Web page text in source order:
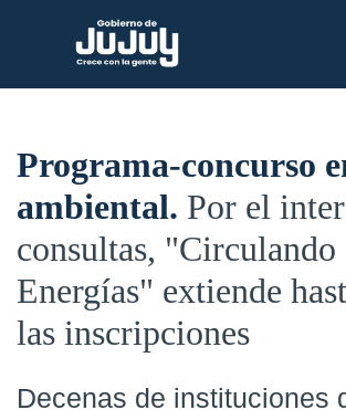
Programa-concurso
ambiental Por el
consultas, "Circulando
Energías" extiende
las inscripciones
Decenas de instituciones